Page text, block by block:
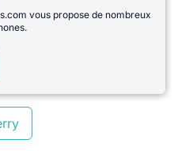
vous propose de nombreux